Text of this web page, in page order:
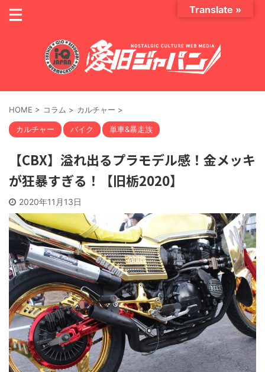
HOME > コラム > カルチャー >
カルチャー バイク 単車&暴走族
【CBX】溢れ出るプラモデル感！金メッキ
が狂暴すぎる！【旧栃2020】
2020年11月13日
Translate »